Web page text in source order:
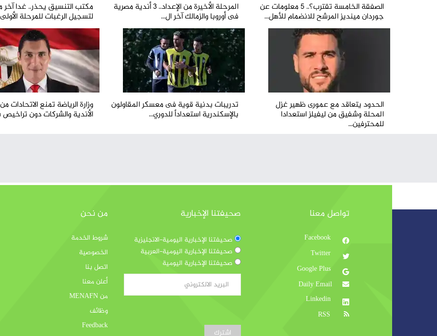
مكتب التنسيق يحذر.. غدا
لتسجيل الرغبات للمرحلة
المرحلة الأخيرة من الإعداد.. 3 أندية مصرية
فى أوروبا والزمالك آخر ال...
الصفقة الخامسة تقترب؟.. 5 معلومات عن
جوردان مينديز المرشح للانضمام للأهل...
وزارة الرياضة تمنع الاتحادات
الأندية والشركات دون
تدريبات بدنية قوية فى معسكر المقاولون
بالإسكندرية استعداداً للدوري...
الحدود يتعاقد مع عمورى ظهير غزل
المحلة وشفيق من ليفيلز استعدادا
للمحترفين...
تواصل معنا
Daily Email
صحيفتنا الإخبارية
صحيفتنا الإخبارية اليومية-الانجليزية
صحيفتنا الإخبارية اليومية-العربية
صحيفتنا الإخبارية اليومية
اشترك
من نحن
شروط الخدمة
الخصوصية
اتصل بنا
أعلن معنا
من MENAFN
وظائف
Feedback